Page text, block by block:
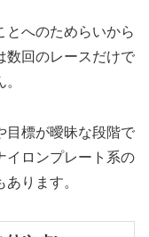
とへのためらいから
数回のレースだけで
目標が曖昧な段階で
イロンプレート系の
ります。